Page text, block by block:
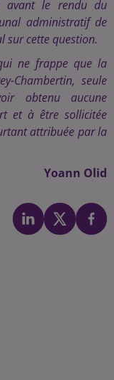
avant le rendu du
administratif de
sur cette question.
ne frappe que la
Chambertin, seule
obtenu aucune
et à être sollicitée
attribuée par la
Yoann Olid